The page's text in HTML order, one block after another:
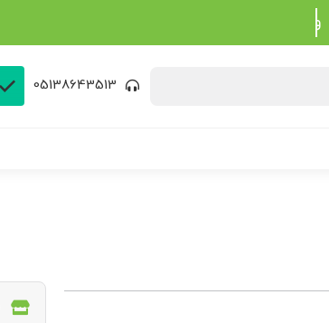
05138643513